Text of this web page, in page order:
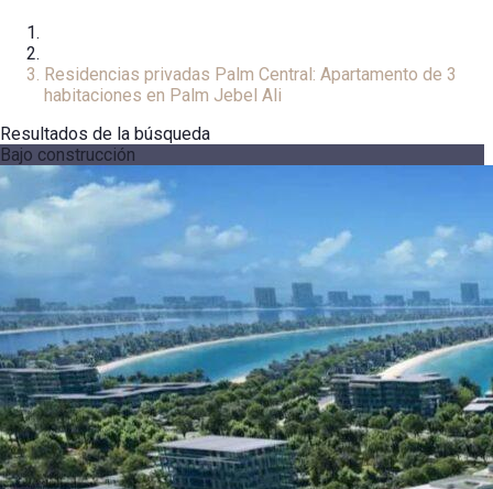
Residencias privadas Palm Central: Apartamento de 3
habitaciones en Palm Jebel Ali
Resultados de la búsqueda
Bajo construcción